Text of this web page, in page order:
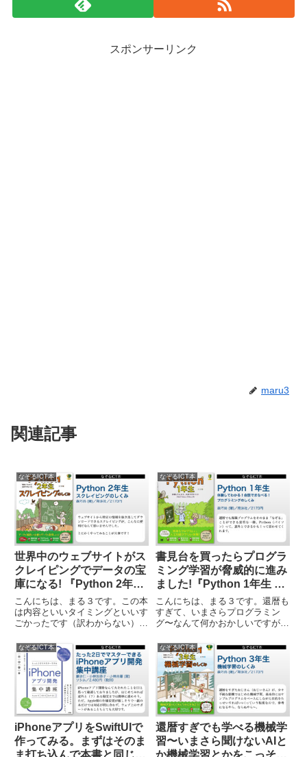
スポンサーリンク
maru3
関連記事
なぞるICT本
世界中のウェブサイトがス
クレイピングでデータの宝
庫になる! 『Python 2年生
スクレイピングのしくみ
体験してわかる！会話でま
なべる！』／森巧尚 (著)／
こんにちは、まる３です。この本
は内容といいタイミングといいす
ごかったです（訳わからない）。
の活動の中で、とあるウェブサイ
トが不調をきたし、全ページの内
容をチェックしなければならない
事態が発生しまして、そんな中
なぞるICT本
書見台を買ったらプログラ
ミング学習が脅威的に進み
ました!『Python 1年生 体
験してわかる！会話でまな
べる！プログラミングのし
くみ』／森巧尚 (著)／翔泳
こんにちは、まる３です。還暦も
すぎて、いまさらプログラミン
グ〜なんて何かおかしいですが、
たいものもあったりして、ぼちぼ
ちとプログラミング関係の本を
「なぞり」ながら、スキルを身に
つけたいと思っています。「なぞ
るI...
なぞるICT本
iPhoneアプリをSwiftUIで
作ってみる。まずはそのま
なぞるICT本
還暦すぎでも学べる機械学
習〜いまさら聞けないAIと